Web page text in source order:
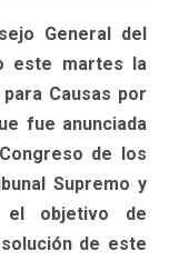
General del
este martes la
Causas por
fue anunciada
de los
Supremo y
el objetivo de
de este